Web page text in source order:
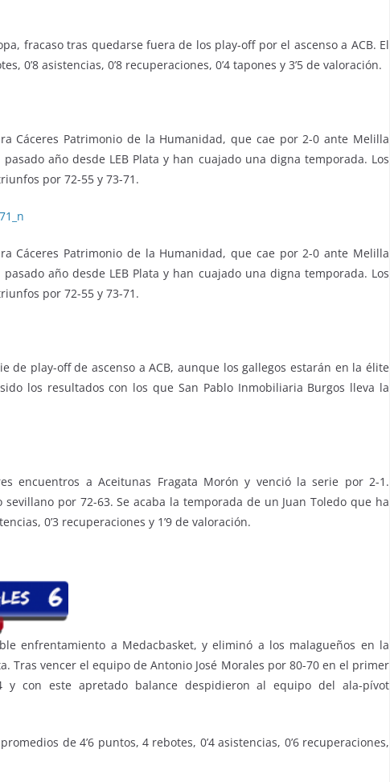
fracaso tras quedarse fuera de los play-off por el ascenso a ACB. El
0’8 asistencias, 0’8 recuperaciones, 0’4 tapones y 3’5 de valoración.
Cáceres Patrimonio de la Humanidad, que cae por 2-0 ante Melilla
año desde LEB Plata y han cuajado una digna temporada. Los
por 72-55 y 73-71.
Cáceres Patrimonio de la Humanidad, que cae por 2-0 ante Melilla
año desde LEB Plata y han cuajado una digna temporada. Los
por 72-55 y 73-71.
de play-off de ascenso a ACB, aunque los gallegos estarán en la élite
los resultados con los que San Pablo Inmobiliaria Burgos lleva la
encuentros a Aceitunas Fragata Morón y venció la serie por 2-1.
por 72-63. Se acaba la temporada de un Juan Toledo que ha
0’3 recuperaciones y 1’9 de valoración.
enfrentamiento a Medacbasket, y eliminó a los malagueños en la
Tras vencer el equipo de Antonio José Morales por 80-70 en el primer
y con este apretado balance despidieron al equipo del ala-pívot
de 4’6 puntos, 4 rebotes, 0’4 asistencias, 0’6 recuperaciones,